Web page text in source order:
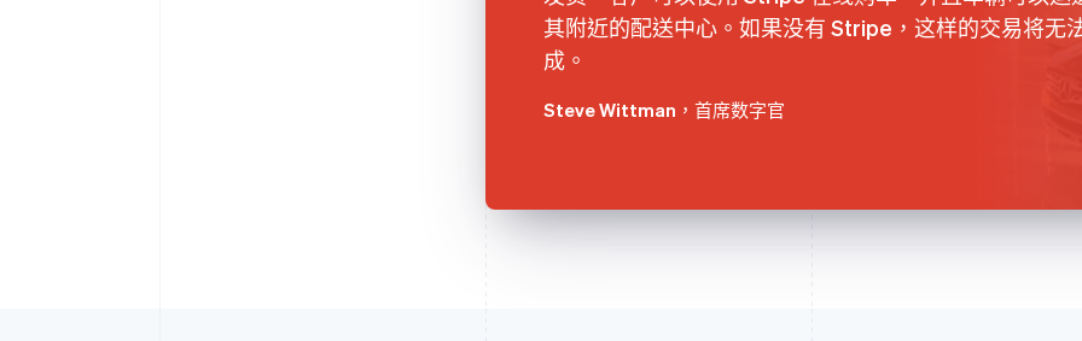
其附近的配送中心。如果没有 Stripe，这样的交易将无
成。
Steve Wittman ，首席数字官